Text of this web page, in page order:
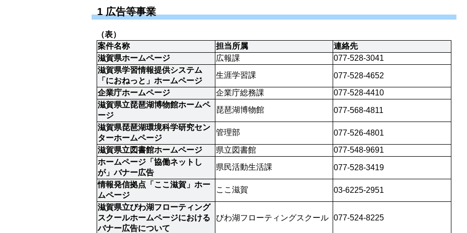
1 広告等事業
（表）
案件名称
担当所属
連絡先
滋賀県ホームページ
広報課
077-528-3041
滋賀県学習情報提供システム
「におねっと」ホームページ
生涯学習課
077-528-4652
企業庁ホームページ
企業庁総務課
077-528-4410
滋賀県立琵琶湖博物館ホームペ
ージ
琵琶湖博物館
077-568-4811
滋賀県琵琶湖環境科学研究セン
ターホームページ
管理部
077-526-4801
滋賀県立図書館ホームページ
県立図書館
077-548-9691
ホームページ「協働ネットし
が」バナー広告
県民活動生活課
077-528-3419
情報発信拠点「ここ滋賀」ホー
ムページ
ここ滋賀
03-6225-2951
滋賀県立びわ湖フローティング
スクールホームページにおける
バナー広告について
びわ湖フローティングスクール 077-524-8225